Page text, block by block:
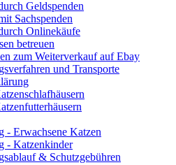
Geldspenden
Sachspenden
Onlinekäufe
betreuen
zum Weiterverkauf auf Ebay
und Transporte
- Erwachsene Katzen
- Katzenkinder
& Schutzgebühren